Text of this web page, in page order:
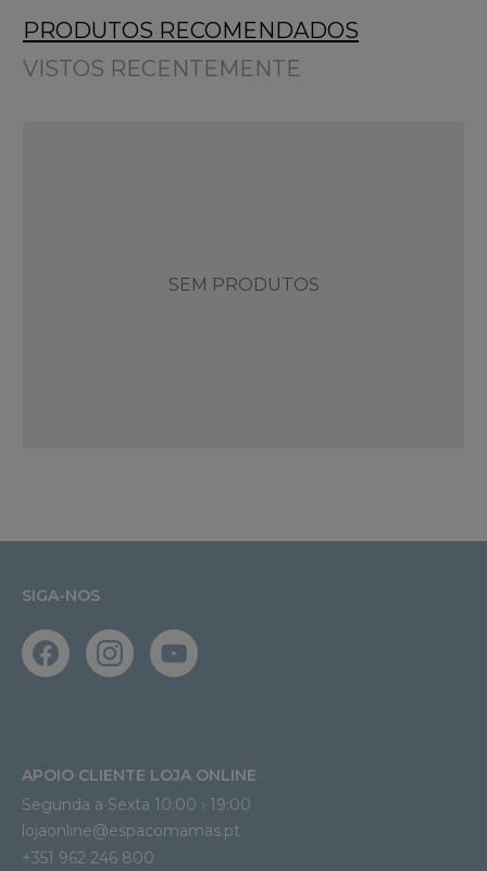
PRODUTOS RECOMENDADOS
VISTOS RECENTEMENTE
SEM PRODUTOS
SIGA-NOS
APOIO CLIENTE LOJA ONLINE
Segunda a Sexta 10:00 › 19:00
lojaonline@espacomamas.pt
+351 962 246 800